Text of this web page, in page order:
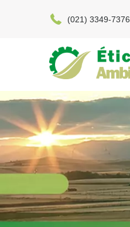
(021) 3349-7376